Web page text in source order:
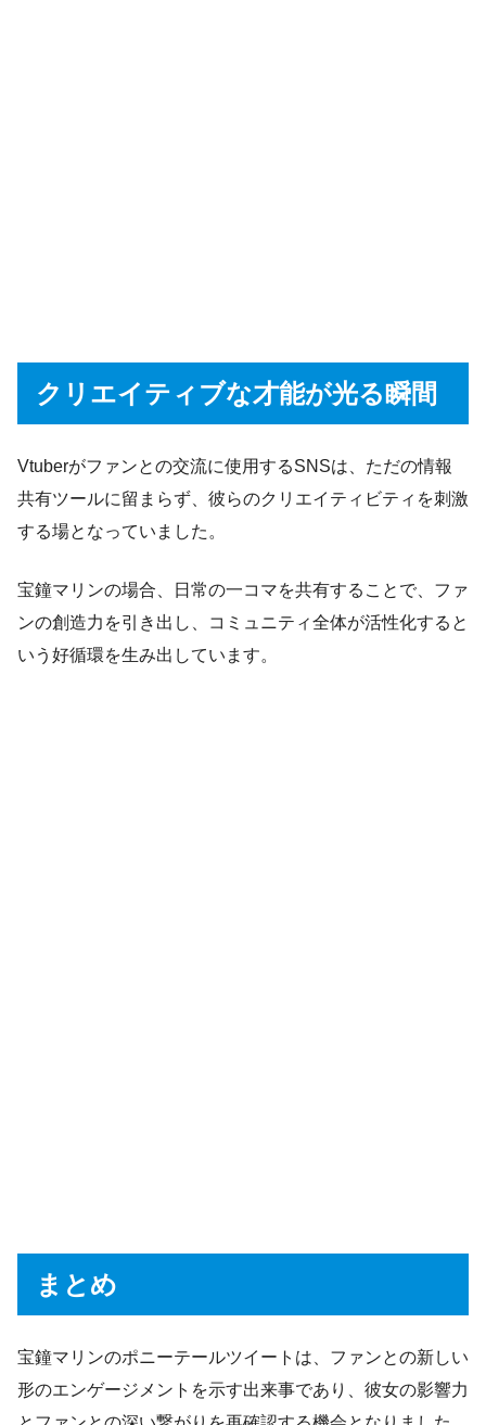
クリエイティブな才能が光る瞬間
Vtuberがファンとの交流に使用するSNSは、ただの情報
共有ツールに留まらず、彼らのクリエイティビティを刺激
する場となっていました。
宝鐘マリンの場合、日常の一コマを共有することで、ファ
ンの創造力を引き出し、コミュニティ全体が活性化すると
いう好循環を生み出しています。
まとめ
宝鐘マリンのポニーテールツイートは、ファンとの新しい
形のエンゲージメントを示す出来事であり、彼女の影響力